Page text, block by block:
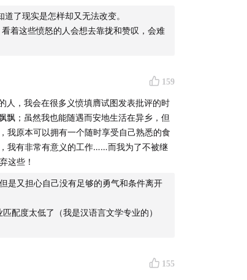
了现实是怎样却又无法改变。
着这些愤怒的人会想去靠拢和赞叹，会难
159
人，我会在很多义愤填膺试图发表批评的时
飘；虽然我也能随遇而安地生活在异乡，但
我原本可以拥有一个随时享受自己熟悉的食
我有非常有意义的工作……而我为了不被继
这些！
是又担心自己没有足够的勇气和条件离开
配度太低了（我是汉语言文学专业的）
155